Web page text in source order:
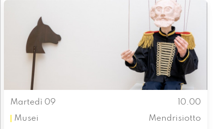
Martedì 09
10.00
Musei
Mendrisiotto